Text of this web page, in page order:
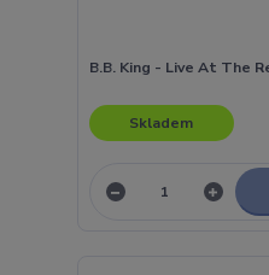
B.B. King - Live At The
Skladem